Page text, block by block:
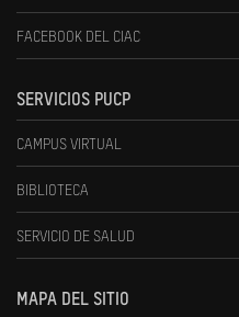
FACEBOOK DEL CIAC
SERVICIOS PUCP
CAMPUS VIRTUAL
BIBLIOTECA
SERVICIO DE SALUD
MAPA DEL SITIO